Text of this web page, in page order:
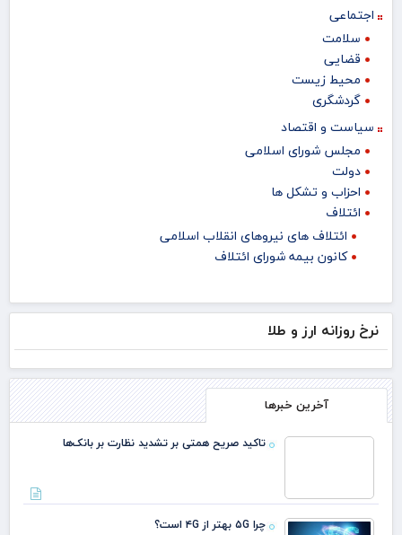
اجتماعی
سلامت
قضایی
محیط زیست
گردشگری
سیاست و اقتصاد
مجلس شورای اسلامی
دولت
احزاب و تشکل ها
ائتلاف
ائتلاف های نیروهای انقلاب اسلامی
کانون بیمه شورای ائتلاف
نرخ روزانه ارز و طلا
آخرین خبرها
تاکید صریح همتی بر تشدید نظارت بر بانک‌ها
چرا ۵G بهتر از ۴G است؟